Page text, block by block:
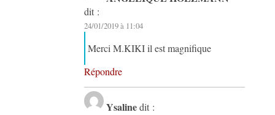
dit :
24/01/2019 à 11:04
Merci M.KIKI il est magnifique
Répondre
Ysaline dit :